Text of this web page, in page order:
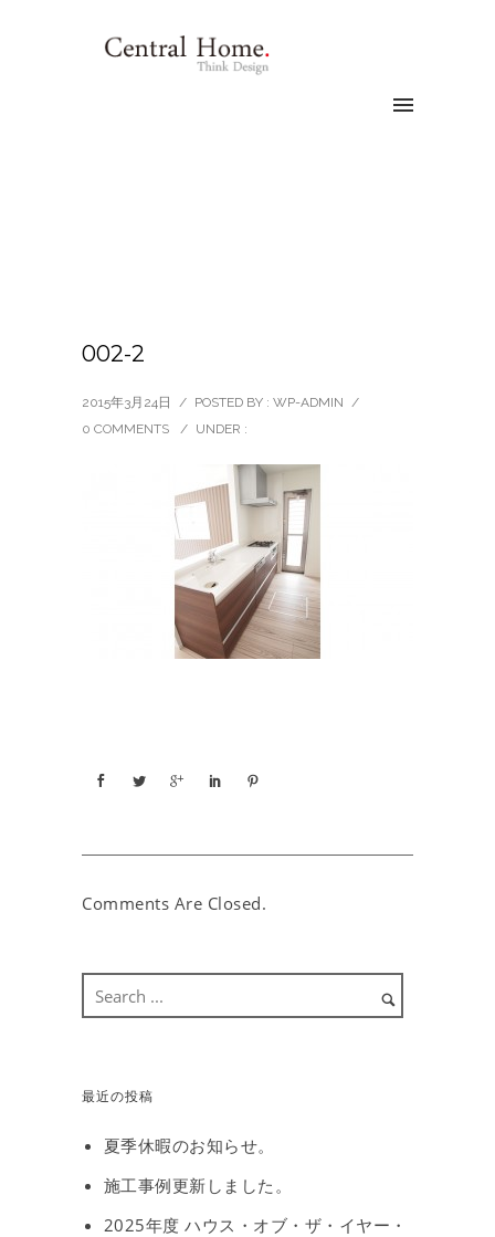
002-2
2015年3月24日 / POSTED BY : WP-ADMIN /
0 COMMENTS
/ UNDER :
Comments Are Closed.
最近の投稿
夏季休暇のお知らせ。
施工事例更新しました。
2025年度 ハウス・オブ・ザ・イヤー・